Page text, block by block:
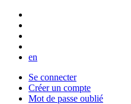
en
Se connecter
Créer un compte
Mot de passe oublié